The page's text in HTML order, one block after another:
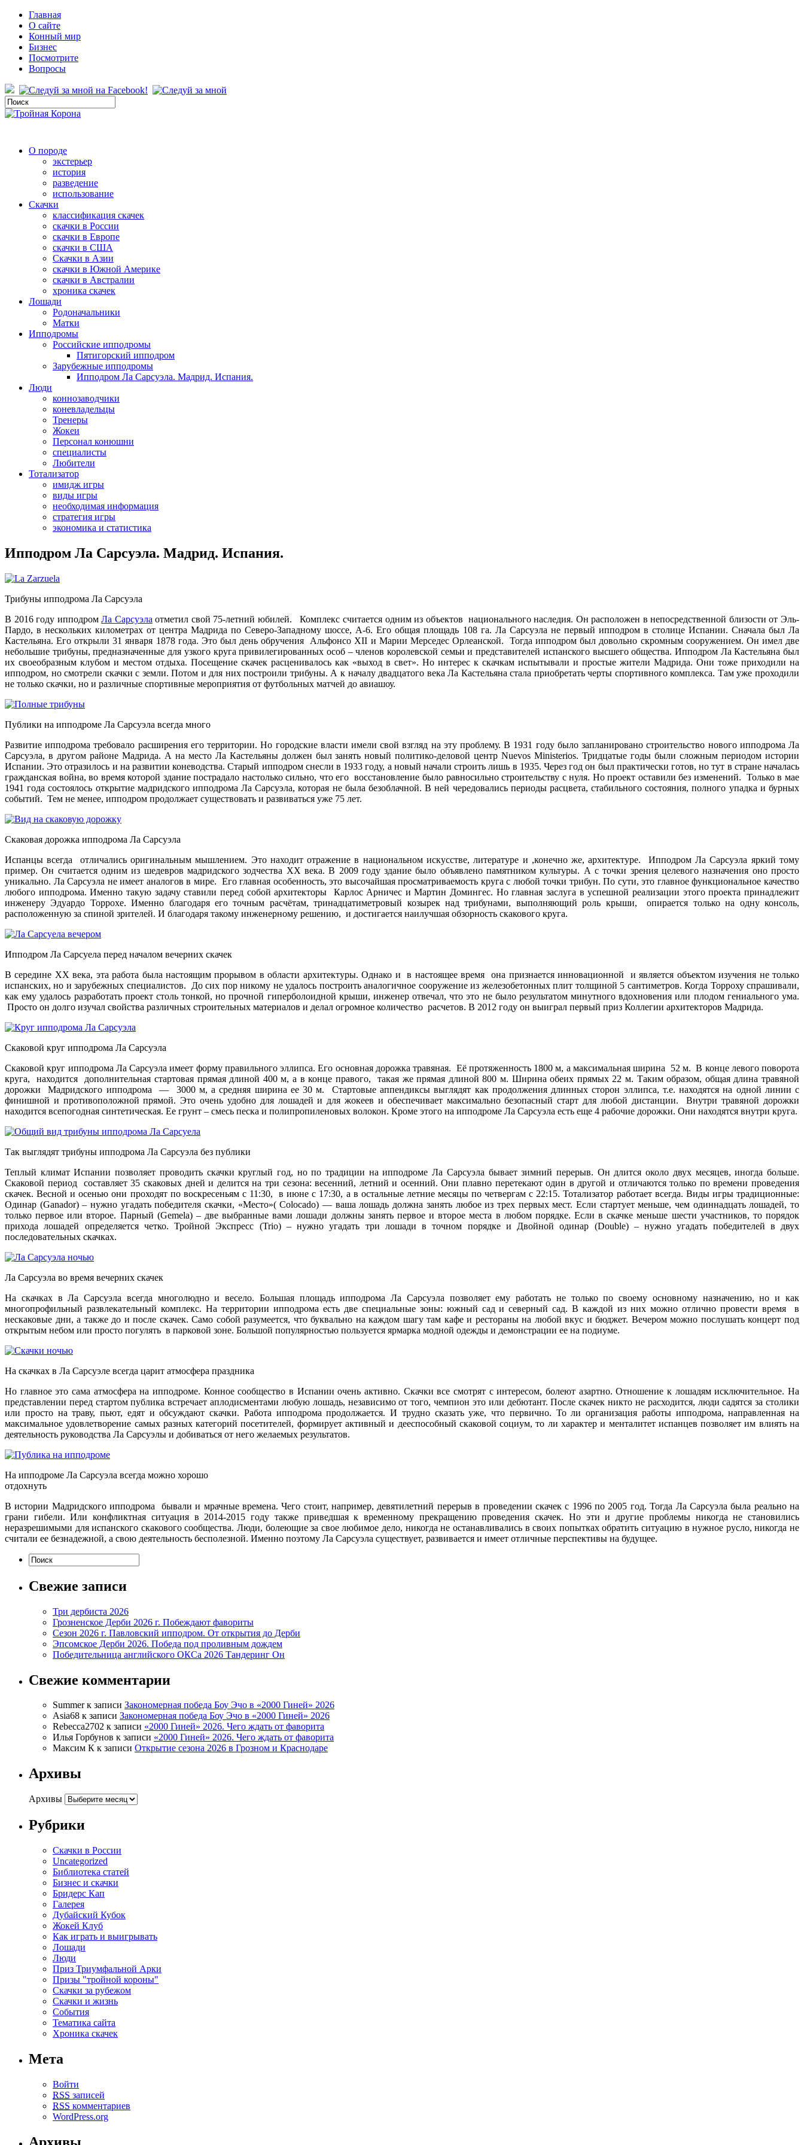
Главная
О сайте
Конный мир
Бизнес
Посмотрите
Вопросы
О породе
экстерьер
история
разведение
использование
Скачки
классификация скачек
скачки в России
скачки в Европе
скачки в США
Скачки в Азии
скачки в Южной Америке
скачки в Австралии
хроника скачек
Лошади
Родоначальники
Матки
Ипподромы
Российские ипподромы
Пятигорский ипподром
Зарубежные ипподромы
Ипподром Ла Сарсуэла. Мадрид. Испания.
Люди
коннозаводчики
коневладельцы
Тренеры
Жокеи
Персонал конюшни
специалисты
Любители
Тотализатор
имидж игры
виды игры
необходимая информация
стратегия игры
экономика и статистика
Ипподром Ла Сарсуэла. Мадрид. Испания.
Трибуны ипподрома Ла Сарсуэла
В 2016 году ипподромЛа Сарсуэла отметил свой 75-летний юбилей. Комплекс считается одним из объектов национального наследия. Он расположен в непосредственной близости от Эль-
Пардо, в нескольких километрах от центра Мадрида по Северо-Западному шоссе, А-6. Его общая площадь 108 га. Ла Сарсуэла не первый ипподром в столице Испании. Сначала был Ла
Кастельяна. Его открыли 31 января 1878 года. Это был день обручения Альфонсо XII и Марии Мерседес Орлеанской. Тогда ипподром был довольно скромным сооружением. Он имел две
небольшие трибуны, предназначенные для узкого круга привилегированных особ – членов королевской семьи и представителей испанского высшего общества. Ипподром Ла Кастельяна был
их своеобразным клубом и местом отдыха. Посещение скачек расценивалось как «выход в свет». Но интерес к скачкам испытывали и простые жители Мадрида. Они тоже приходили на
ипподром, но смотрели скачки с земли. Потом и для них построили трибуны. А к началу двадцатого века Ла Кастельяна стала приобретать черты спортивного комплекса. Там уже проходили
не только скачки, но и различные спортивные мероприятия от футбольных матчей до авиашоу.
Публики на ипподроме Ла Сарсуэла всегда много
Развитие ипподрома требовало расширения его территории. Но городские власти имели свой взгляд на эту проблему. В 1931 году было запланировано строительство нового ипподрома Ла
Сарсуэла, в другом районе Мадрида. А на место Ла Кастельяны должен был занять новый политико-деловой центр Nuevos Ministerios. Тридцатые годы были сложным периодом истории
Испании. Это отразилось и на развитии коневодства. Старый ипподром снесли в 1933 году, а новый начали строить лишь в 1935. Через год он был практически готов, но тут в стране началась
гражданская война, во время которой здание пострадало настолько сильно, что его восстановление было равносильно строительству с нуля. Но проект оставили без изменений. Только в мае
1941 года состоялось открытие мадридского ипподрома Ла Сарсуэла, которая не была безоблачной. В ней чередовались периоды расцвета, стабильного состояния, полного упадка и бурных
событий. Тем не менее, ипподром продолжает существовать и развиваться уже 75 лет.
Скаковая дорожка ипподрома Ла Сарсуэла
Испанцы всегда отличались оригинальным мышлением. Это находит отражение в национальном искусстве, литературе и ,конечно же, архитектуре. Ипподром Ла Сарсуэла яркий тому
пример. Он считается одним из шедевров мадридского зодчества ХХ века. В 2009 году здание было объявлено памятником культуры. А с точки зрения целевого назначения оно просто
уникально. Ла Сарсуэла не имеет аналогов в мире. Его главная особенность, это высочайшая просматриваемость круга с любой точки трибун. По сути, это главное функциональное качество
любого ипподрома. Именно такую задачу ставили перед собой архитекторы Карлос Арничес и Мартин Домингес. Но главная заслуга в успешной реализации этого проекта принадлежит
инженеру Эдуардо Торрохе. Именно благодаря его точным расчётам, тринадцатиметровый козырек над трибунами, выполняющий роль крыши, опирается только на одну консоль,
расположенную за спиной зрителей. И благодаря такому инженерному решению, и достигается наилучшая обзорность скакового круга.
Ипподром Ла Сарсуела перед началом вечерних скачек
В середине XX века, эта работа была настоящим прорывом в области архитектуры. Однако и в настоящее время она признается инновационной и является объектом изучения не только
испанских, но и зарубежных специалистов. До сих пор никому не удалось построить аналогичное сооружение из железобетонных плит толщиной 5 сантиметров. Когда Торроху спрашивали,
как ему удалось разработать проект столь тонкой, но прочной гиперболоидной крыши, инженер отвечал, что это не было результатом минутного вдохновения или плодом гениального ума.
Просто он долго изучал свойства различных строительных материалов и делал огромное количество расчетов. В 2012 году он выиграл первый приз Коллегии архитекторов Мадрида.
Скаковой круг ипподрома Ла Сарсуэла
Скаковой круг ипподрома Ла Сарсуэла имеет форму правильного эллипса. Его основная дорожка травяная. Её протяженность 1800 м, а максимальная ширина 52 м. В конце левого поворота
круга, находится дополнительная стартовая прямая длиной 400 м, а в конце правого, такая же прямая длиной 800 м. Ширина обеих прямых 22 м. Таким образом, общая длина травяной
дорожки Мадридского ипподрома — 3000 м, а средняя ширина ее 30 м. Стартовые аппендиксы выглядят как продолжения длинных сторон эллипса, т.е. находятся на одной линии с
финишной и противоположной прямой. Это очень удобно для лошадей и для жокеев и обеспечивает максимально безопасный старт для любой дистанции. Внутри травяной дорожки
находится всепогодная синтетическая. Ее грунт – смесь песка и полипропиленовых волокон. Кроме этого на ипподроме Ла Сарсуэла есть еще 4 рабочие дорожки. Они находятся внутри круга.
Так выглядят трибуны ипподрома Ла Сарсуэла без публики
Теплый климат Испании позволяет проводить скачки круглый год, но по традиции на ипподроме Ла Сарсуэла бывает зимний перерыв. Он длится около двух месяцев, иногда больше.
Скаковой период составляет 35 скаковых дней и делится на три сезона: весенний, летний и осенний. Они плавно перетекают один в другой и отличаются только по времени проведения
скачек. Весной и осенью они проходят по воскресеньям с 11:30, в июне с 17:30, а в остальные летние месяцы по четвергам с 22:15. Тотализатор работает всегда. Виды игры традиционные:
Одинар (Ganador) – нужно угадать победителя скачки, «Место»( Colocado) — ваша лошадь должна занять любое из трех первых мест. Если стартует меньше, чем одиннадцать лошадей, то
только первое или второе. Парный (Gemela) – две выбранные вами лошади должны занять первое и второе места в любом порядке. Если в скачке меньше шести участников, то порядок
прихода лошадей определяется четко. Тройной Экспресс (Trio) – нужно угадать три лошади в точном порядке и Двойной одинар (Double) – нужно угадать победителей в двух
последовательных скачках.
Ла Сарсуэла во время вечерних скачек
На скачках в Ла Сарсуэла всегда многолюдно и весело. Большая площадь ипподрома Ла Сарсуэла позволяет ему работать не только по своему основному назначению, но и как
многопрофильный развлекательный комплекс. На территории ипподрома есть две специальные зоны: южный сад и северный сад. В каждой из них можно отлично провести время в
нескаковые дни, а также до и после скачек. Само собой разумеется, что буквально на каждом шагу там кафе и рестораны на любой вкус и бюджет. Вечером можно послушать концерт под
открытым небом или просто погулять в парковой зоне. Большой популярностью пользуется ярмарка модной одежды и демонстрации ее на подиуме.
На скачках в Ла Сарсуэле всегда царит атмосфера праздника
Но главное это сама атмосфера на ипподроме. Конное сообщество в Испании очень активно. Скачки все смотрят с интересом, болеют азартно. Отношение к лошадям исключительное. На
представлении перед стартом публика встречает аплодисментами любую лошадь, независимо от того, чемпион это или дебютант. После скачек никто не расходится, люди садятся за столики
или просто на траву, пьют, едят и обсуждают скачки. Работа ипподрома продолжается. И трудно сказать уже, что первично. То ли организация работы ипподрома, направленная на
максимальное удовлетворение самых разных категорий посетителей, формирует активный и дееспособный скаковой социум, то ли характер и менталитет испанцев позволяет им влиять на
деятельность руководства Ла Сарсуэлы и добиваться от него желаемых результатов.
На ипподроме Ла Сарсуэла всегда можно хорошо
отдохнуть
В истории Мадридского ипподрома бывали и мрачные времена. Чего стоит, например, девятилетний перерыв в проведении скачек с 1996 по 2005 год. Тогда Ла Сарсуэла была реально на
грани гибели. Или конфликтная ситуация в 2014-2015 году также приведшая к временному прекращению проведения скачек. Но эти и другие проблемы никогда не становились
неразрешимыми для испанского скакового сообщества. Люди, болеющие за свое любимое дело, никогда не останавливались в своих попытках обратить ситуацию в нужное русло, никогда не
считали ее безнадежной, а свою деятельность бесполезной. Именно поэтому Ла Сарсуэла существует, развивается и имеет отличные перспективы на будущее.
Свежие записи
Три дербиста 2026
Грозненское Дерби 2026 г. Побеждают фавориты
Сезон 2026 г. Павловский ипподром. От открытия до Дерби
Эпсомское Дерби 2026. Победа под проливным дождем
Победительница английского ОКСа 2026 Тандеринг Он
Свежие комментарии
Summerк записи Закономерная победа Боу Эчо в «2000 Гиней» 2026
Asia68 к записи Закономерная победа Боу Эчо в «2000 Гиней» 2026
Rebecca2702 к записи «2000 Гиней» 2026. Чего ждать от фаворита
Илья Горбунов к записи «2000 Гиней» 2026. Чего ждать от фаворита
Максим К к записи Открытие сезона 2026 в Грозном и Краснодаре
Архивы
Архивы
Рубрики
Cкачки в России
Uncategorized
Библиотека статей
Бизнес и скачки
Бридерс Кап
Галерея
Дубайский Кубок
Жокей Клуб
Как играть и выигрывать
Лошади
Люди
Приз Триумфальной Арки
Призы "тройной короны"
Скачки за рубежом
Скачки и жизнь
События
Тематика сайта
Хроника скачек
Мета
Войти
RSS записей
RSS комментариев
WordPress.org
Архивы